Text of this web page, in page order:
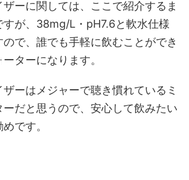
ーに関しては、ここで紹介するま
すが、38mg/L・pH7.6と軟水仕様
ので、誰でも手軽に飲むことができ
ターになります。
ーはメジャーで聴き慣れているミ
ーだと思うので、安心して飲みたい
です。